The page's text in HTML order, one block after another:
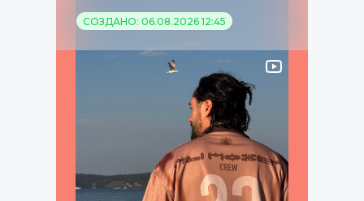
СОЗДАНО: 06.08.2026 12:45